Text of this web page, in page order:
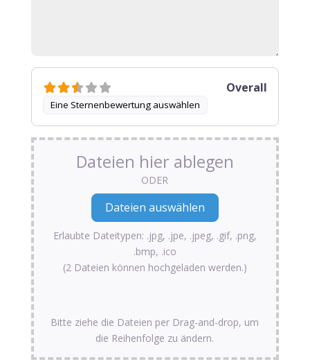
Eine Sternenbewertung auswählen
Overall
Dateien hier ablegen
ODER
Erlaubte Dateitypen: .jpg, .jpe, .jpeg, .gif, .png,
.bmp, .ico
(2 Dateien können hochgeladen werden.)
Bitte ziehe die Dateien per Drag-and-drop, um
die Reihenfolge zu ändern.